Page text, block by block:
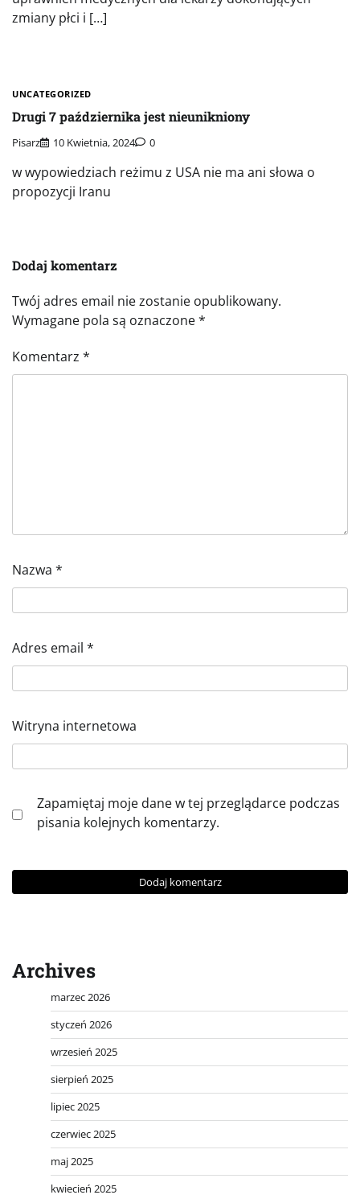
zmiany płci i […]
UNCATEGORIZED
Drugi 7 października jest nieunikniony
Pisarz 10 Kwietnia, 2024 0
w wypowiedziach reżimu z USA nie ma ani słowa o
propozycji Iranu
Dodaj komentarz
Twój adres email nie zostanie opublikowany.
Wymagane pola są oznaczone*
Komentarz *
Nazwa *
Adres email *
Witryna internetowa
Zapamiętaj moje dane w tej przeglądarce podczas
pisania kolejnych komentarzy.
Archives
marzec 2026
styczeń 2026
wrzesień 2025
sierpień 2025
lipiec 2025
czerwiec 2025
maj 2025
kwiecień 2025